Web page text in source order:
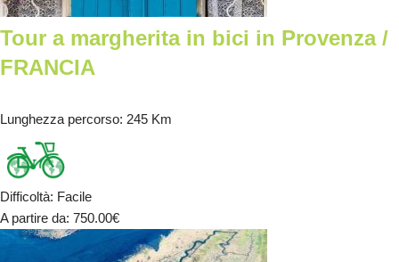
Tour a margherita in bici in Provenza /
FRANCIA
Lunghezza percorso: 245 Km
Difficoltà: Facile
A partire da: 750.00€